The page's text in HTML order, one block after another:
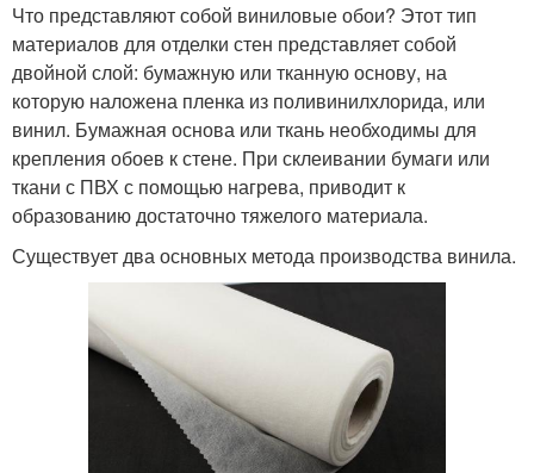
Что представляют собой виниловые обои? Этот тип
материалов для отделки стен представляет собой
двойной слой: бумажную или тканную основу, на
которую наложена пленка из поливинилхлорида, или
винил. Бумажная основа или ткань необходимы для
крепления обоев к стене. При склеивании бумаги или
ткани с ПВХ с помощью нагрева, приводит к
образованию достаточно тяжелого материала.
Существует два основных метода производства винила.